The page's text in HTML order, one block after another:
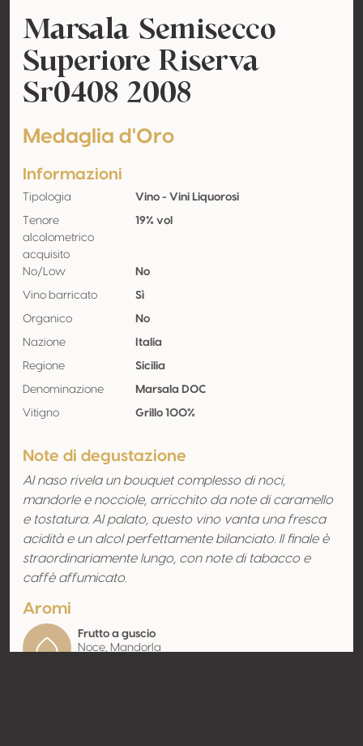
Marsala Semisecco
Superiore Riserva
Sr0408 2008
Medaglia d'Oro
Informazioni
Tipologia Vino - Vini Liquorosi
Tenore
alcolometrico
acquisito
19% vol
No/Low No
Vino barricato Sì
Organico No
Nazione Italia
Regione Sicilia
Denominazione Marsala DOC
Vitigno Grillo 100%
Note di degustazione
Al naso rivela un bouquet complesso di noci,
mandorle e nocciole, arricchito da note di caramello
e tostatura. Al palato, questo vino vanta una fresca
acidità e un alcol perfettamente bilanciato. Il finale è
straordinariamente lungo, con note di tabacco e
caffè affumicato.
Aromi
Frutto a guscio
Noce, Mandorla